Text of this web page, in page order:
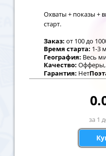
Охваты + показы +
старт.
Заказ: от 100 до
Время старта: 1-3
География: Весь
Качество: Офферы,
Гарантия: Нет
за 1